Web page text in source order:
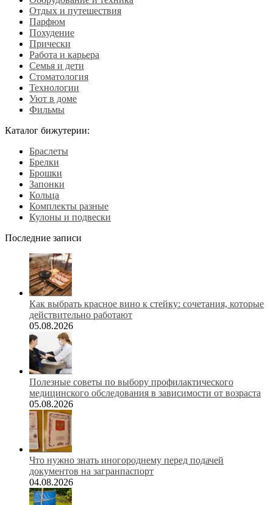
Отдых и путешествия
Парфюм
Похудение
Прически
Работа и карьера
Семья и дети
Стоматология
Технологии
Уют в доме
Фильмы
Каталог бижутерии:
Браслеты
Брелки
Брошки
Запонки
Кольца
Комплекты разные
Кулоны и подвески
Последние записи
Как выбрать красное вино к стейку: сочетания, которые
действительно работают
05.08.2026
Полезные советы по выбору профилактического
медицинского обследования в зависимости от возраста
05.08.2026
Что нужно знать иногороднему перед подачей
документов на загранпаспорт
04.08.2026